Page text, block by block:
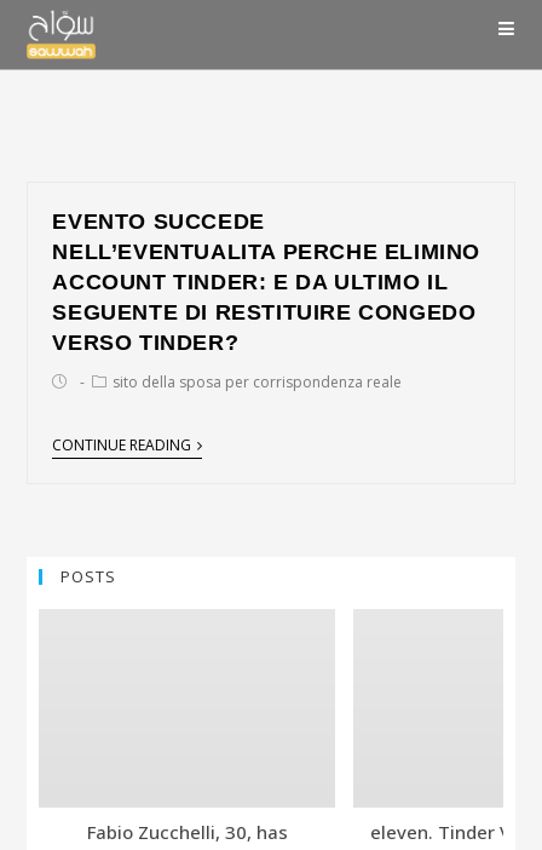
EVENTO SUCCEDE
NELL’EVENTUALITA PERCHE ELIMINO
ACCOUNT TINDER: E DA ULTIMO IL
SEGUENTE DI RESTITUIRE CONGEDO
VERSO TINDER?
sito della sposa per corrispondenza reale
CONTINUE READING
POSTS
Fabio Zucchelli, 30, has
eleven. Tinder